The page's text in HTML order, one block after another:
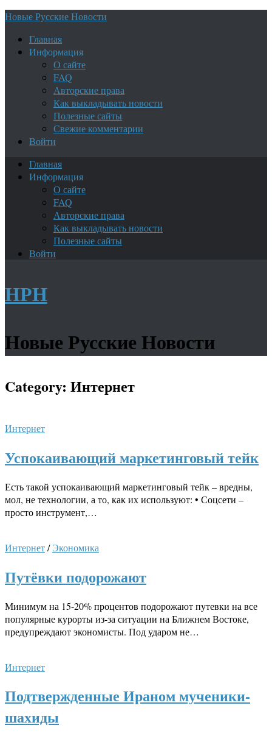
Новые Русские Новости
Главная
Информация
О сайте
FAQ
Авторские права
Как выкладывать новости
Полезные сайты
Свежие комментарии
Войти
Главная
Информация
О сайте
FAQ
Авторские права
Как выкладывать новости
Полезные сайты
Войти
НРН
Новые Русские Новости
Category: Интернет
Интернет
Успокаивающий маркетинговый тейк
Есть такой успокаивающий маркетинговый тейк – вредны,
мол, не технологии, а то, как их используют: • Соцсети –
просто инструмент,…
Интернет/Экономика
Путёвки подорожают
Минимум на 15-20% процентов подорожают путевки на все
популярные курорты из-за ситуации на Ближнем Востоке,
предупреждают экономисты. Под ударом не…
Интернет
Подтвержденные Ираном мученики-
шахиды